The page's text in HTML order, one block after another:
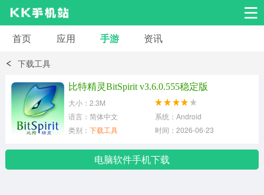
安卓应用
小说漫画
首页 应用 手游 资讯
下载工具
比特精灵BitSpirit v3.6.0.555稳定版
大小：2.3M
语言：简体中文
系统：Android
类别： 下载工具 时间：2026-06-23
电脑软件手机下载